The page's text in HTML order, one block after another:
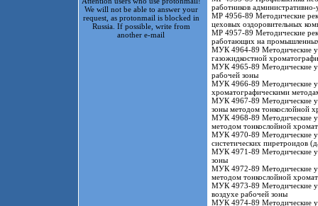
We will not be able to answer your
request, as protonmail is blocked in
Russia. If possible, write from
another e-mail
работников
МР 4956-89 Методические
цеховых оздоровительных
МР 4957-89 Методические
работающих на
МУК 4964-89 Методические
газожидкостной
МУК 4965-89 Методические
рабочей зоны
МУК 4966-89 Методические
хроматографическими
МУК 4967-89 Методические
зоны методом тонкослойной
МУК 4968-89 Методические
методом тонкослойной
МУК 4970-89 Методические
систетических пиретроидов
МУК 4971-89 Методические
зоны
МУК 4972-89 Методические
методом тонкослойной
МУК 4973-89 Методические
воздухе рабочей зоны
МУК 4974-89 Методические